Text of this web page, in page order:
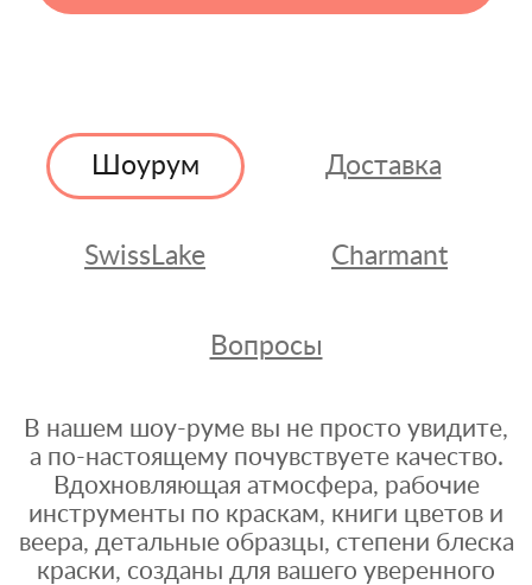
Шоурум Доставка
SwissLake Charmant
Вопросы
В нашем шоу-руме вы не просто увидите,
а по-настоящему почувствуете качество.
Вдохновляющая атмосфера, рабочие
инструменты по краскам, книги цветов и
веера, детальные образцы, степени блеска
краски, созданы для вашего уверенного